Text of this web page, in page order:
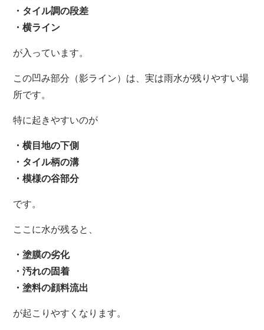
・タイル調の段差
・横ライン
が入っています。
この凹み部分（影ライン）は、実は雨水が残りやすい場
所です。
特に起きやすいのが
・横目地の下側
・タイル柄の溝
・模様の谷部分
です。
ここに水が残ると、
・塗膜の劣化
・汚れの固着
・塗料の顔料流出
が起こりやすくなります。